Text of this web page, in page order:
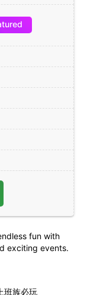
fun with
exciting events.
班族必玩